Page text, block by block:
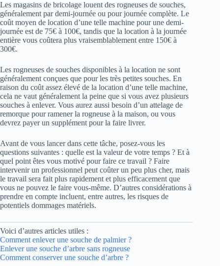
Les magasins de bricolage louent des rogneuses de souches,
généralement par demi-journée ou pour journée complète. Le
coût moyen de location d’une telle machine pour une demi-
journée est de 75€ à 100€, tandis que la location à la journée
entière vous coûtera plus vraisemblablement entre 150€ à
300€.
Les rogneuses de souches disponibles à la location ne sont
généralement conçues que pour les très petites souches. En
raison du coût assez élevé de la location d’une telle machine,
cela ne vaut généralement la peine que si vous avez plusieurs
souches à enlever. Vous aurez aussi besoin d’un attelage de
remorque pour ramener la rogneuse à la maison, ou vous
devrez payer un supplément pour la faire livrer.
Avant de vous lancer dans cette tâche, posez-vous les
questions suivantes : quelle est la valeur de votre temps ? Et à
quel point êtes vous motivé pour faire ce travail ? Faire
intervenir un professionnel peut coûter un peu plus cher, mais
le travail sera fait plus rapidement et plus efficacement que
vous ne pouvez le faire vous-même. D’autres considérations à
prendre en compte incluent, entre autres, les risques de
potentiels dommages matériels.
Voici d’autres articles utiles :
Comment enlever une souche de palmier ?
Enlever une souche d’arbre sans rogneuse
Comment conserver une souche d’arbre ?